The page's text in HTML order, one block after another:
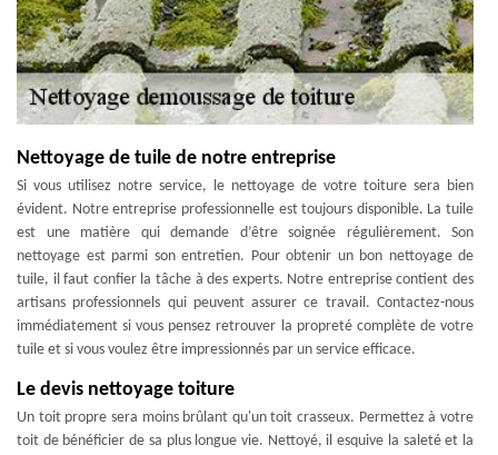
Nettoyage de tuile de notre entreprise
Si vous utilisez notre service, le nettoyage de votre toiture sera bien
évident. Notre entreprise professionnelle est toujours disponible. La tuile
est une matière qui demande d’être soignée régulièrement. Son
nettoyage est parmi son entretien. Pour obtenir un bon nettoyage de
tuile, il faut confier la tâche à des experts. Notre entreprise contient des
artisans professionnels qui peuvent assurer ce travail. Contactez-nous
immédiatement si vous pensez retrouver la propreté complète de votre
tuile et si vous voulez être impressionnés par un service efficace.
Le devis nettoyage toiture
Un toit propre sera moins brûlant qu'un toit crasseux. Permettez à votre
toit de bénéficier de sa plus longue vie. Nettoyé, il esquive la saleté et la